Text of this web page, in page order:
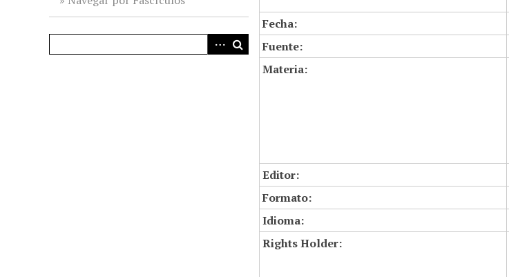
Fecha:
Fuente:
Materia:
Editor:
Formato:
Idioma:
Rights Holder: